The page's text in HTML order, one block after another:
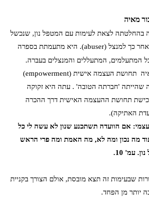
מאיה
בהחלטתה לצאת לעימות עם המטפל נון, שנכשל
כך למנצל (abuser). היא מתעמתת בספרה
המתעלמים, המתעללים והמנצלים בעברה.
תחושת העצמה אישית (empowerment)
שהייתה 'חברתה הטובה' . עתה היא זקוקה
רכישת תחושת ההעצמה האישית דרך ההכרה
האתיקה).
אם הוועדה תשתכנע שנון לא עשה לי כל
מה נכון ומה לא, מה האמת ומה פרי הראש
עמ' 10.
שבעימות זה תצא מובסת, אולם הצורך בקניית
יותר מן הפחד.